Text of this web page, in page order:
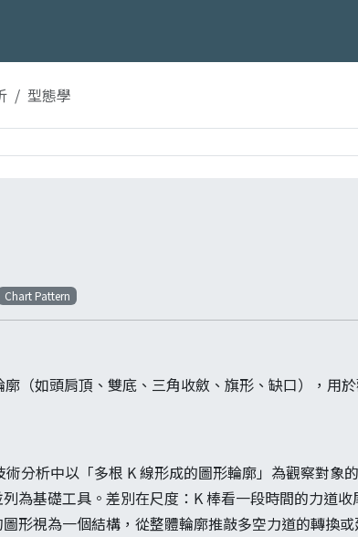
型態學
Chart Pattern
（如頭肩頂、雙底、三角收斂、旗形、缺口），用
分析中以「多根 K 線形成的圖形輪廓」為觀察對象
為基礎工具。差別在尺度：K 棒看一段時間的力道
形視為一個結構，從整體輪廓推敲多空力道的轉換